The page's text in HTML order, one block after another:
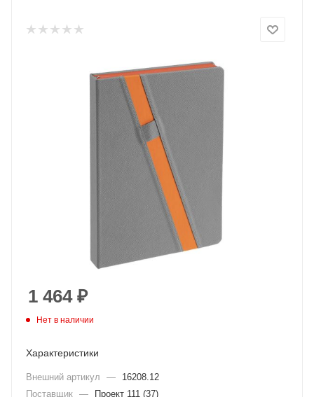
1 464₽
Нет в наличии
Характеристики
Внешний артикул —
16208.12
Поставщик —
Проект 111 (37)